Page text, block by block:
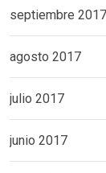
septiembre 2017
agosto 2017
julio 2017
junio 2017